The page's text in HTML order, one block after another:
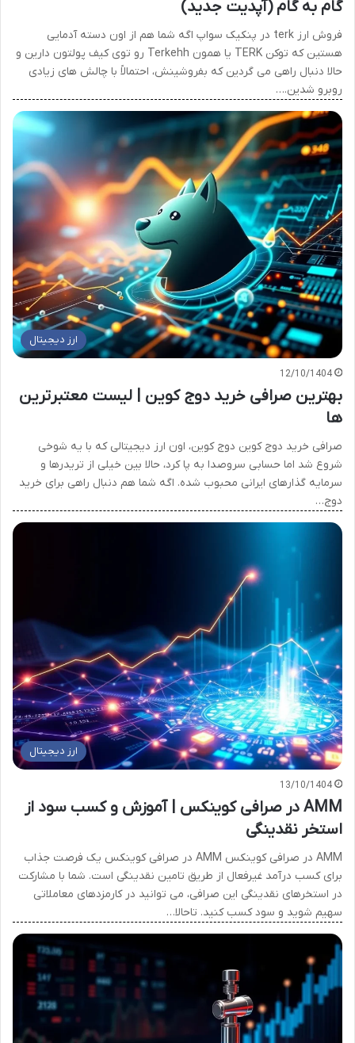
گام به گام (آپدیت جدید)
فروش ارز terk در پنکیک سواپ اگه شما هم از اون دسته آدمایی
هستین که توکن TERK یا همون Terkehh رو توی کیف پولتون دارین و
حالا دنبال راهی می گردین که بفروشینش، احتمالاً با چالش های زیادی
روبرو شدین.…
ارز دیجیتال
12/10/1404
بهترین صرافی خرید دوج کوین | لیست معتبرترین
ها
صرافی خرید دوج کوین دوج کوین، اون ارز دیجیتالی که با یه شوخی
شروع شد اما حسابی سروصدا به پا کرد، حالا بین خیلی از تریدرها و
سرمایه گذارهای ایرانی محبوب شده. اگه شما هم دنبال راهی برای خرید
دوج…
ارز دیجیتال
13/10/1404
AMM در صرافی کوینکس | آموزش و کسب سود از
استخر نقدینگی
AMM در صرافی کوینکس AMM در صرافی کوینکس یک فرصت جذاب
برای کسب درآمد غیرفعال از طریق تامین نقدینگی است. شما با مشارکت
در استخرهای نقدینگی این صرافی، می توانید در کارمزدهای معاملاتی
سهیم شوید و سود کسب کنید. تاحالا…